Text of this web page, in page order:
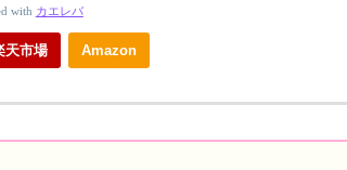
with カエレバ
天市場 Amazon